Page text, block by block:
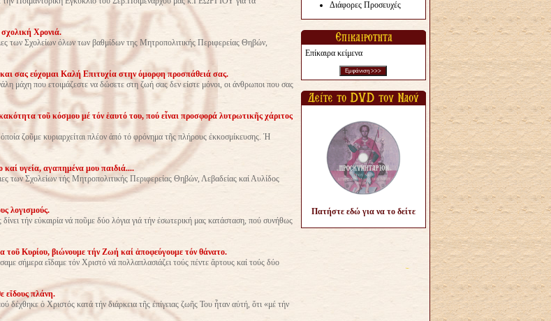
Χρονιά.
των Σχολείων όλων των βαθμίδων της Μητροπολιτικής Περιφερείας Θηβών,
σας εύχομαι Καλή Επιτυχία στην όμορφη προσπάθειά σας.
μάχη που ετοιμάζεστε να δώσετε στη ζωή σας δεν είστε μόνοι, οι άνθρωποι που σας
τοῦ κόσμου μέ τόν ἑαυτό του, πού εἶναι προσφορά λυτρωτικῆς χάριτος
ζοῦμε κυριαρχείται πλέον ἀπό τό φρόνημα τῆς πλήρους ἐκκοσμίκευσης. Ἡ
υγεία, αγαπημένα μου παιδιά....
των Σχολείων τής Μητροπολιτικής Περιφερείας Θηβών, Λεβαδείας καί Αυλίδος
λογισμούς.
τήν εὐκαιρία νά ποῦμε δύο λόγια γιά τήν ἐσωτερική μας κατάσταση, πού συνήθως
Κυρίου, βιώνουμε τήν Ζωή καί ἀποφεύγουμε τόν θάνατο.
σήμερα εἴδαμε τόν Χριστό νά πολλαπλασιάζει τούς πέντε ἄρτους καί τούς δύο
εἴδους πλάνη.
δέχθηκε ὁ Χριστός κατά τήν διάρκεια τῆς ἐπίγειας ζωῆς Του ἦταν αὐτή, ὅτι «μέ τήν
Διάφορες Προσευχές
Επίκαιρα κείμενα
Πατήστε εδώ για να το δείτε